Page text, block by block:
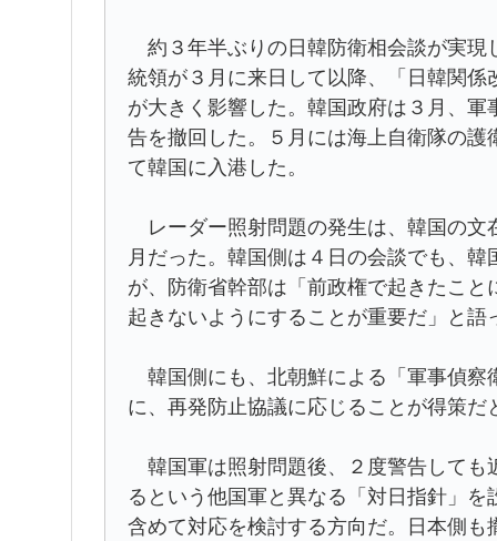
約３年半ぶりの日韓防衛相会談が実現
統領が３月に来日して以降、「日韓関
が大きく影響した。韓国政府は３月、
告を撤回した。５月には海上自衛隊の
て韓国に入港した。
レーダー照射問題の発生は、韓国の文
月だった。韓国側は４日の会談でも、
が、防衛省幹部は「前政権で起きたこ
起きないようにすることが重要だ」と語
韓国側にも、北朝鮮による「軍事偵察
に、再発防止協議に応じることが得策だ
韓国軍は照射問題後、２度警告しても
るという他国軍と異なる「対日指針」
含めて対応を検討する方向だ。日本側